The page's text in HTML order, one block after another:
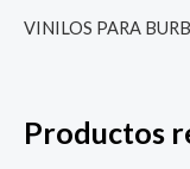
VINILOS PARA
Productos